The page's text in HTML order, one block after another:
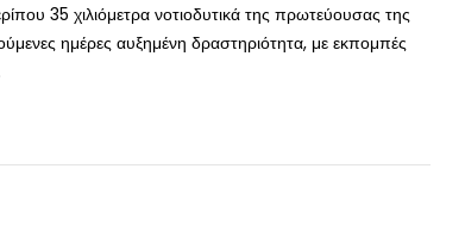
35 χιλιόμετρα νοτιοδυτικά της πρωτεύουσας της
ημέρες αυξημένη δραστηριότητα, με εκπομπές